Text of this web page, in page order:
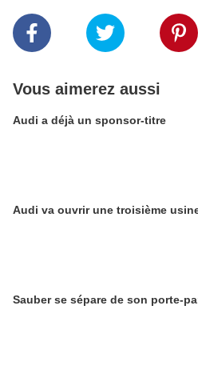
Vous aimerez aussi
Audi a déjà un sponsor-titre
Audi va ouvrir une troisième
Sauber se sépare de son porte-